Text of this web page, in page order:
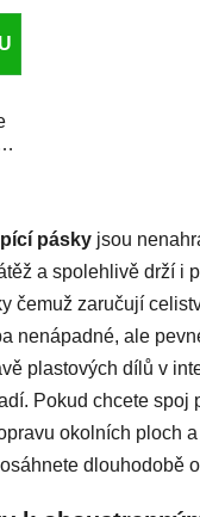
pásky jsou
a spolehlivě drží i
čemuž zaručují
nenápadné, ale
plastových dílů v
Pokud chcete
okolních ploch
dlouhodobě